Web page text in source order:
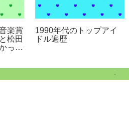
楽賞
松田
った
1990年代のトップアイ
ドル遍歴